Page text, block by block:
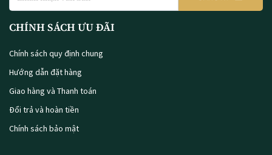
CHÍNH SÁCH ƯU ĐÃI
Chính sách quy định chung
Hướng dẫn đặt hàng
Giao hàng và Thanh toán
Đổi trả và hoàn tiền
Chính sách bảo mật